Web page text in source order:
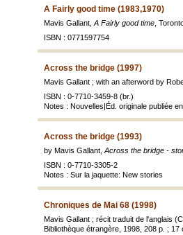
A Fairly good time (1983,1970)
Mavis Gallant, A Fairly good time ,
ISBN : 0771597754
Across the bridge (1997)
Mavis Gallant ; with an afterword by
ISBN : 0-7710-3459-8 (br.)
Notes : Nouvelles|Éd. originale publiée
Across the bridge (1993)
by Mavis Gallant, Across the bridge -
ISBN : 0-7710-3305-2
Notes : Sur la jaquette: New stories
Chroniques de Mai 68 (1998)
Mavis Gallant ; récit traduit de l'anglais
Bibliothèque étrangère, 1998, 208 p. ; 17